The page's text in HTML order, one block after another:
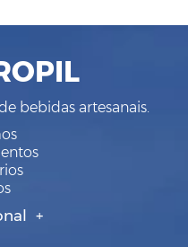
bebidas artesanais.